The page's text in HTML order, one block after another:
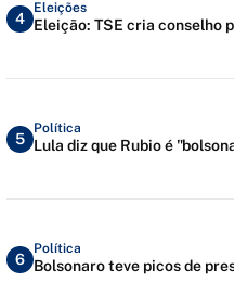
4
Eleições
Eleição: TSE cria conselho
5
Política
Lula diz que Rubio é
6
Política
Bolsonaro teve picos de